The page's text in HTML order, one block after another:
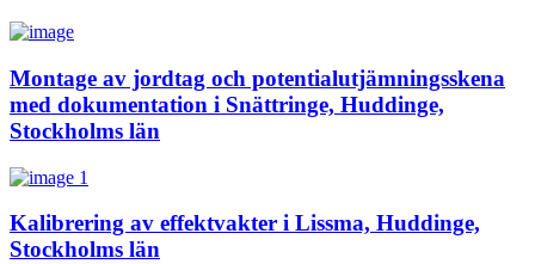
Montage av jordtag och potentialutjämningsskena
med dokumentation i Snättringe, Huddinge,
Stockholms län
Kalibrering av effektvakter i Lissma, Huddinge,
Stockholms län